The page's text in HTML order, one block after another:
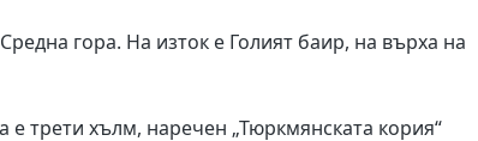
гора. На изток е Голият баир, на върха на
е трети хълм, наречен „Тюркмянската кория“